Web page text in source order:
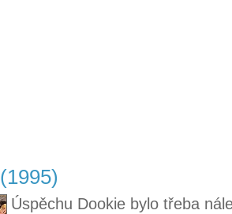
(1995)
Úspěchu Dookie bylo třeba